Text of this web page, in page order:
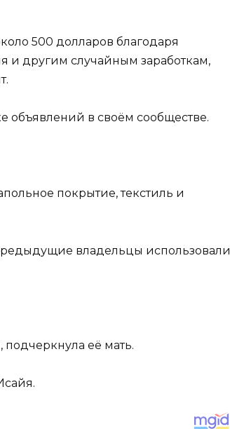
500 долларов благодаря
другим случайным заработкам,
объявлений в своём сообществе.
покрытие, текстиль и
владельцы использовали
подчеркнула её мать.